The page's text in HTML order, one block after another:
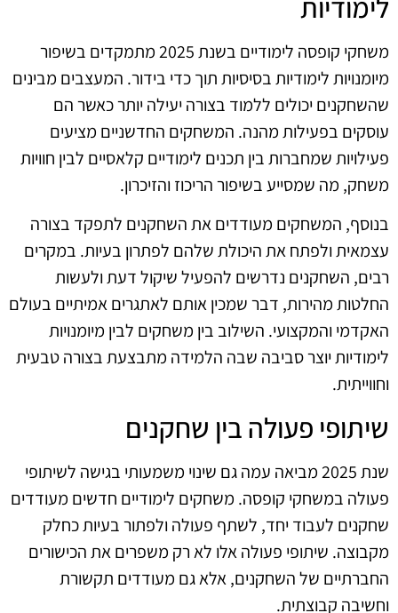
משחקי קופסה לימודיים בשנת 2025 מתמקדים בשיפור
מיומנויות לימודיות בסיסיות תוך כדי בידור. המעצבים מבינים
שהשחקנים יכולים ללמוד בצורה יעילה יותר כאשר הם
עוסקים בפעילות מהנה. המשחקים החדשניים מציעים
פעילויות שמחברות בין תכנים לימודיים קלאסיים לבין חוויות
משחק, מה שמסייע בשיפור הריכוז והזיכרון.
בנוסף, המשחקים מעודדים את השחקנים לתפקד בצורה
עצמאית ולפתח את היכולת שלהם לפתרון בעיות. במקרים
רבים, השחקנים נדרשים להפעיל שיקול דעת ולעשות
החלטות מהירות, דבר שמכין אותם לאתגרים אמיתיים בעולם
האקדמי והמקצועי. השילוב בין משחקים לבין מיומנויות
לימודיות יוצר סביבה שבה הלמידה מתבצעת בצורה טבעית
וחווייתית.
שיתופי פעולה בין שחקנים
שנת 2025 מביאה עמה גם שינוי משמעותי בגישה לשיתופי
פעולה במשחקי קופסה. משחקים לימודיים חדשים מעודדים
שחקנים לעבוד יחד, לשתף פעולה ולפתור בעיות כחלק
מקבוצה. שיתופי פעולה אלו לא רק משפרים את הכישורים
החברתיים של השחקנים, אלא גם מעודדים תקשורת
וחשיבה קבוצתית.